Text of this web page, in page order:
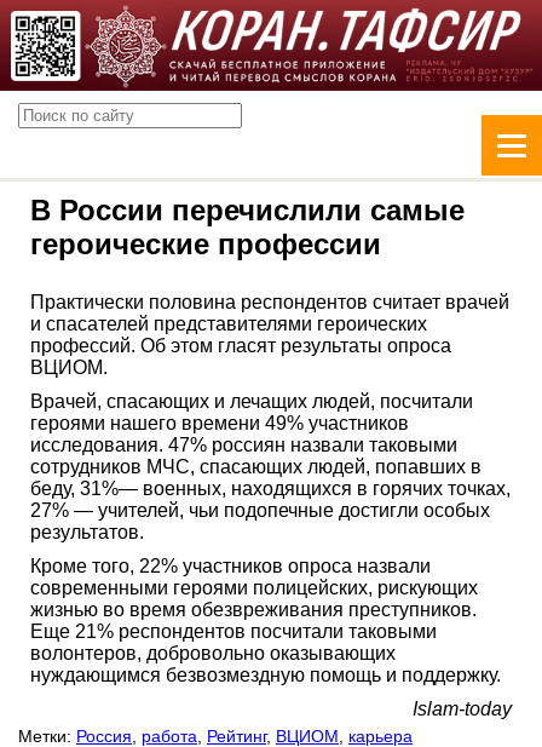
В России перечислили самые
героические профессии
Практически половина респондентов считает врачей
и спасателей представителями героических
профессий. Об этом гласят результаты опроса
ВЦИОМ.
Врачей, спасающих и лечащих людей, посчитали
героями нашего времени 49% участников
исследования. 47% россиян назвали таковыми
сотрудников МЧС, спасающих людей, попавших в
беду, 31%— военных, находящихся в горячих точках,
27% — учителей, чьи подопечные достигли особых
результатов.
Кроме того, 22% участников опроса назвали
современными героями полицейских, рискующих
жизнью во время обезвреживания преступников.
Еще 21% респондентов посчитали таковыми
волонтеров, добровольно оказывающих
нуждающимся безвозмездную помощь и поддержку.
Islam-today
Метки: Россия работа Рейтинг, ВЦИОМ карьера